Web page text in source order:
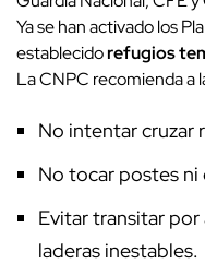
Ya se han activado los
establecidorefugios
La CNPC recomienda a
No intentar cruzar
No tocar postes ni
Evitar transitar por
laderas inestables.